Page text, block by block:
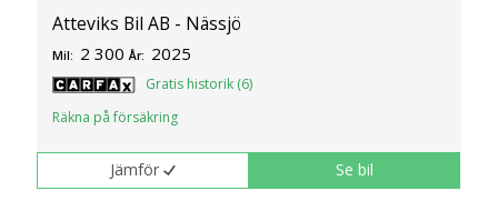
Atteviks Bil AB - Nässjö
Mil: 2 300 År: 2025
Gratis historik (6)
Räkna på försäkring
Jämför Se bil